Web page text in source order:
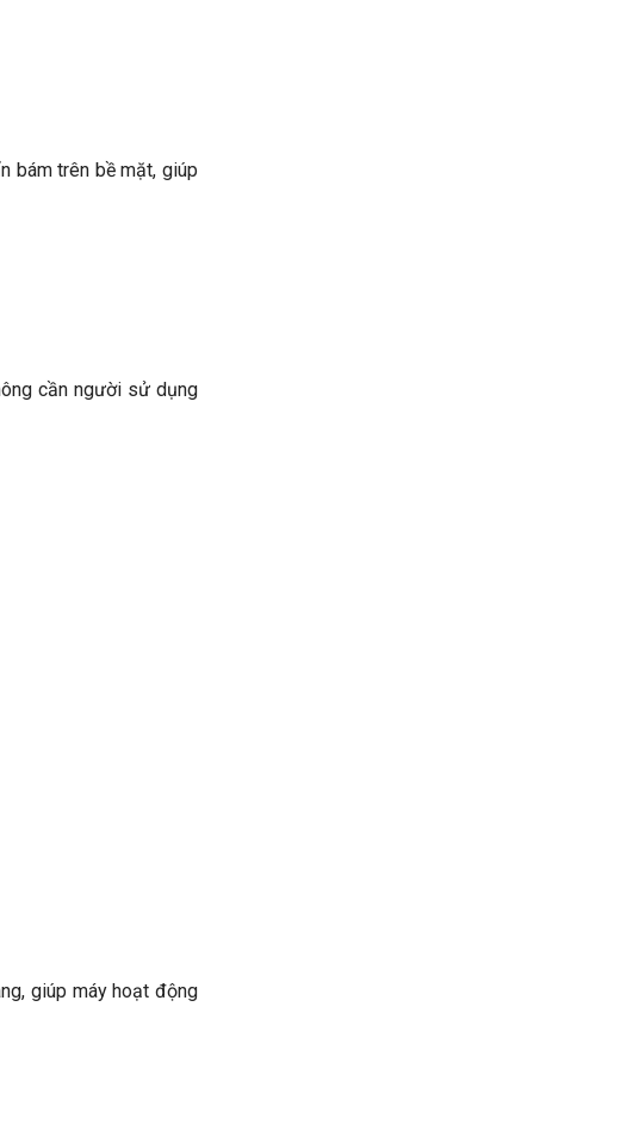
bám trên bề mặt, giúp
cần người sử dụng
giúp máy hoạt động